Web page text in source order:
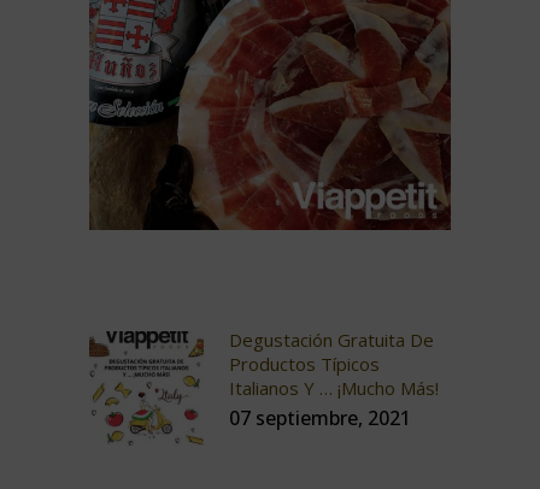
Degustación Gratuita De
Productos Típicos
Italianos Y … ¡mucho Más!
07 septiembre, 2021